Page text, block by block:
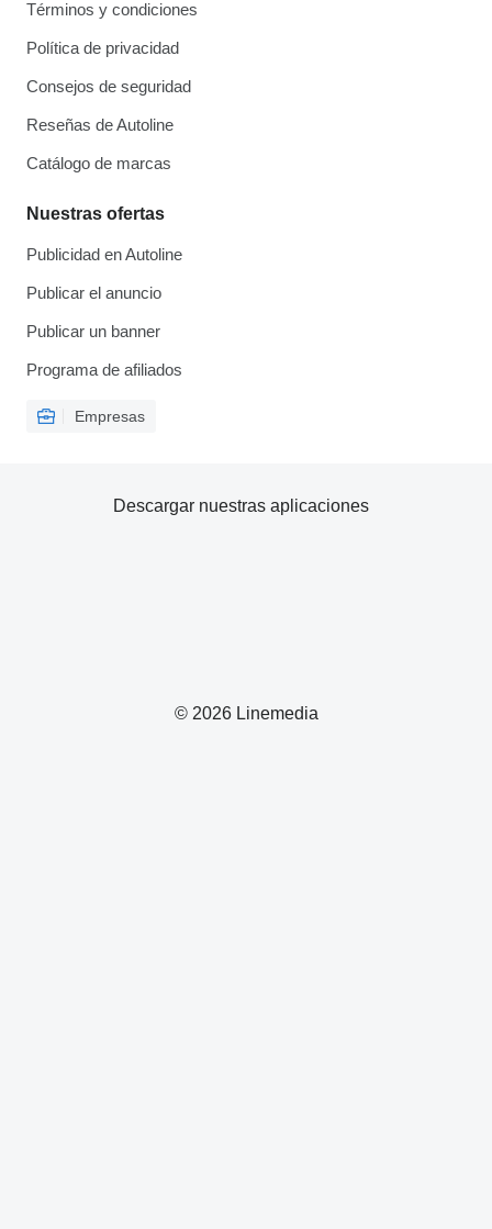
Términos y condiciones
Política de privacidad
Consejos de seguridad
Reseñas de Autoline
Catálogo de marcas
Nuestras ofertas
Publicidad en Autoline
Publicar el anuncio
Publicar un banner
Programa de afiliados
Empresas
© 2026 Linemedia
Descargar nuestras aplicaciones